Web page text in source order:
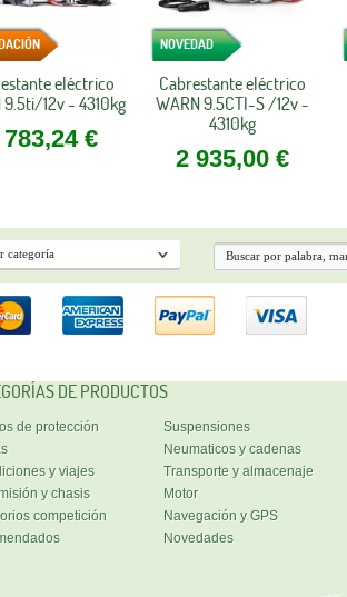
eléctrico
9.5ti/12v - 4310kg
783,24 €
NOVEDAD
Cabrestante eléctrico
WARN 9.5CTI-S /12v -
4310kg
2 935,00 €
DE PRODUCTOS
de protección Suspensiones
Neumaticos y cadenas
y viajes
Transporte y almacenaje
y chasis
Motor
competición
Navegación y GPS
Novedades